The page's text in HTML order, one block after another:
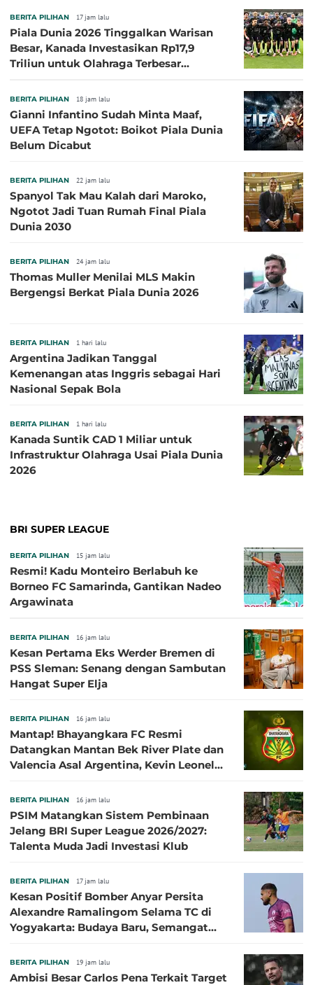
BERITA PILIHAN 17 jam lalu
Piala Dunia 2026 Tinggalkan Warisan
Besar, Kanada Investasikan Rp17,9
Triliun untuk Olahraga Terbesar
BERITA PILIHAN 18 jam lalu
Gianni Infantino Sudah Minta Maaf,
UEFA Tetap Ngotot: Boikot Piala Dunia
Belum Dicabut
BERITA PILIHAN 22 jam lalu
Spanyol Tak Mau Kalah dari Maroko,
Ngotot Jadi Tuan Rumah Final Piala
Dunia 2030
BERITA PILIHAN 24 jam lalu
Thomas Muller Menilai MLS Makin
Bergengsi Berkat Piala Dunia 2026
BERITA PILIHAN 1 hari lalu
Argentina Jadikan Tanggal
Kemenangan atas Inggris sebagai Hari
Nasional Sepak Bola
BERITA PILIHAN 1 hari lalu
Kanada Suntik CAD 1 Miliar untuk
Infrastruktur Olahraga Usai Piala Dunia
2026
BRI SUPER LEAGUE
BERITA PILIHAN 15 jam lalu
Resmi! Kadu Monteiro Berlabuh ke
Borneo FC Samarinda, Gantikan Nadeo
Argawinata
BERITA PILIHAN 16 jam lalu
Kesan Pertama Eks Werder Bremen di
PSS Sleman: Senang dengan Sambutan
Hangat Super Elja
BERITA PILIHAN 16 jam lalu
Mantap! Bhayangkara FC Resmi
Datangkan Mantan Bek River Plate dan
Valencia Asal Argentina, Kevin Leonel
BERITA PILIHAN 16 jam lalu
PSIM Matangkan Sistem Pembinaan
Jelang BRI Super League 2026/2027:
Talenta Muda Jadi Investasi Klub
BERITA PILIHAN 17 jam lalu
Kesan Positif Bomber Anyar Persita
Alexandre Ramalingom Selama TC di
Yogyakarta: Budaya Baru, Semangat
BERITA PILIHAN 19 jam lalu
Ambisi Besar Carlos Pena Terkait Target